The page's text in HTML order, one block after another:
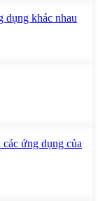
dụng khác nhau
ứng dụng của